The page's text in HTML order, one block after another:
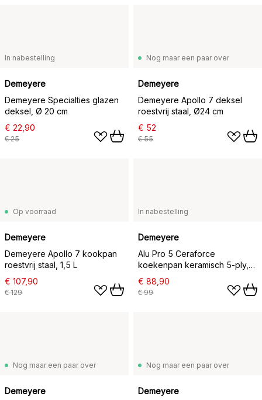
In nabestelling
Demeyere
Demeyere Specialties glazen
deksel, Ø 20 cm
€ 22,90
€ 25
Nog maar een paar over
Demeyere
Demeyere Apollo 7 deksel
roestvrij staal, Ø24 cm
€ 52
€ 55
Op voorraad
Demeyere
Demeyere Apollo 7 kookpan
roestvrij staal, 1,5 L
€ 107,90
€ 129
In nabestelling
Demeyere
Alu Pro 5 Ceraforce
koekenpan keramisch 5-ply,
Ø24 cm
€ 88,90
€ 99
Nog maar een paar over
Demeyere
Nog maar een paar over
Demeyere